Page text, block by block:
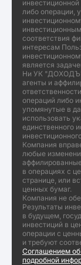
либо операции,
соответствия
интересам
является
Ни УК "ДОХОДЪ"
агенты и
операций либо
упомянутые в
использовать
единственного
Компания
любые
в операциях с
странице, или
ценных бумаг.
Компания не
Результаты
в будущем,
инвестиций в
операции с
и требуют
Соглашением об
подробной